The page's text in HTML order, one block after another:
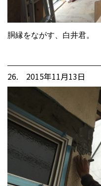
胴縁をながす、白井君。
26. 2015年11月13日